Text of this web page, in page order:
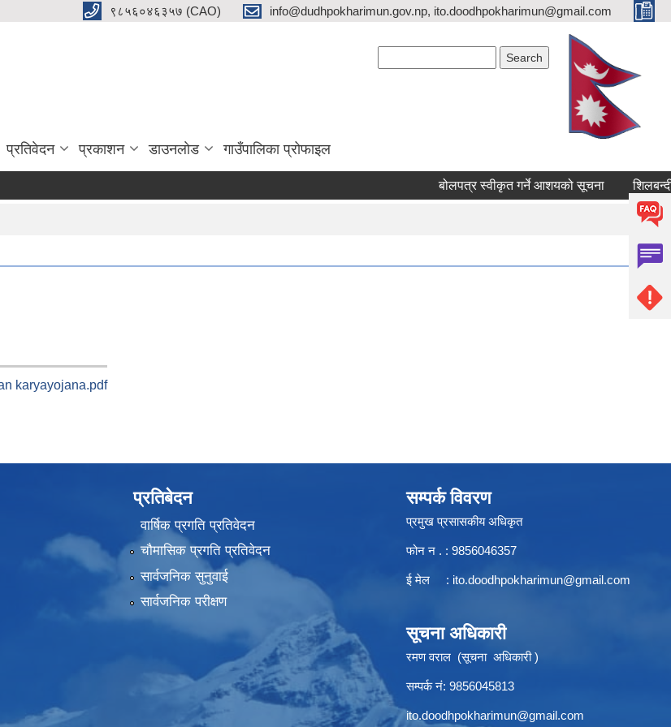
९८५६०४६३५७ (CAO) info@dudhpokharimun.gov.np, ito.doodhpokharimun@gmail.com
प्रतिवेदन प्रकाशन डाउनलाेड गाउँपालिका प्रोफाइल
बोलपत्र स्वीकृत गर्ने आशयको सूचना शिलबन्दी
karyayojana.pdf
प्रतिबेदन
वार्षिक प्रगति प्रतिवेदन
चौमासिक प्रगति प्रतिवेदन
सार्वजनिक सुनुवाई
सार्वजनिक परीक्षण
सम्पर्क विवरण
प्रमुख प्रसासकीय अधिकृत
फोन न . : 9856046357
ई मेल : ito.doodhpokharimun@gmail.com
सूचना अधिकारी
रमण वराल (सूचना अधिकारी )
सम्पर्क नं: 9856045813
ito.doodhpokharimun@gmail.com